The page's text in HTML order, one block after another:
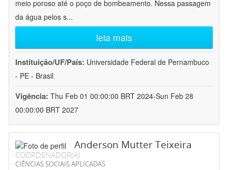
meio poroso até o poço de bombeamento. Nessa passagem
da água pelos s...
leia mais
Instituição/UF/País: Universidade Federal de Pernambuco
- PE - Brasil
Vigência: Thu Feb 01 00:00:00 BRT 2024-Sun Feb 28
00:00:00 BRT 2027
Anderson Mutter Teixeira
COORDENADOR(A)
CIÊNCIAS SOCIAIS APLICADAS